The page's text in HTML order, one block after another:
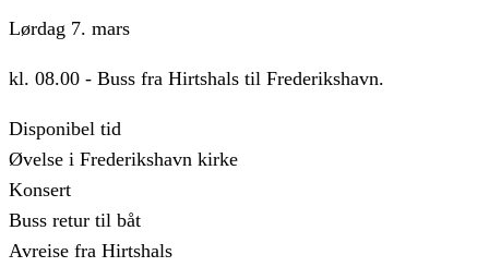
Lørdag 7. mars
​kl. 08.00 - Buss fra Hirtshals til Frederikshavn.
Disponibel tid
Øvelse i Frederikshavn kirke
Konsert
Buss retur til båt
Avreise fra Hirtshals